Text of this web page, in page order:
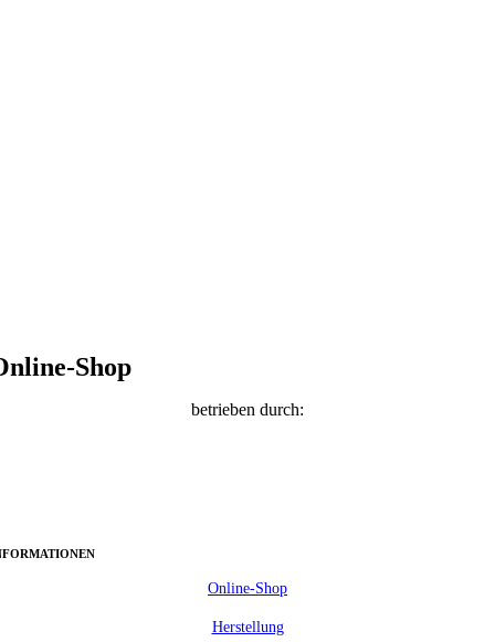
Shop
betrieben durch:
Online-Shop
Herstellung